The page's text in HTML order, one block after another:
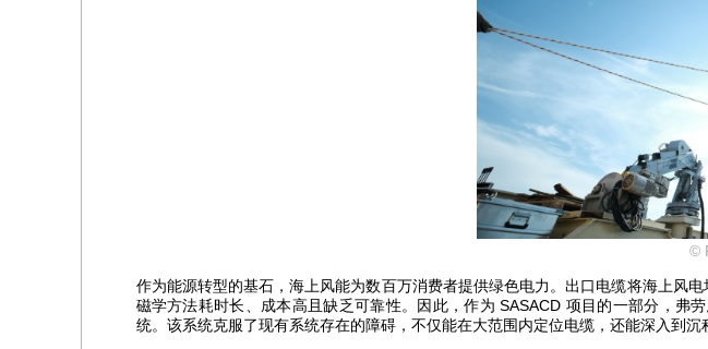
©
作为能源转型的基石，海上风能为数百万消费者提供绿色电力。出口电缆将海上风
磁学方法耗时长、成本高且缺乏可靠性。因此，作为 SASACD 项目的一部分，弗
统。该系统克服了现有系统存在的障碍，不仅能在大范围内定位电缆，还能深入到沉